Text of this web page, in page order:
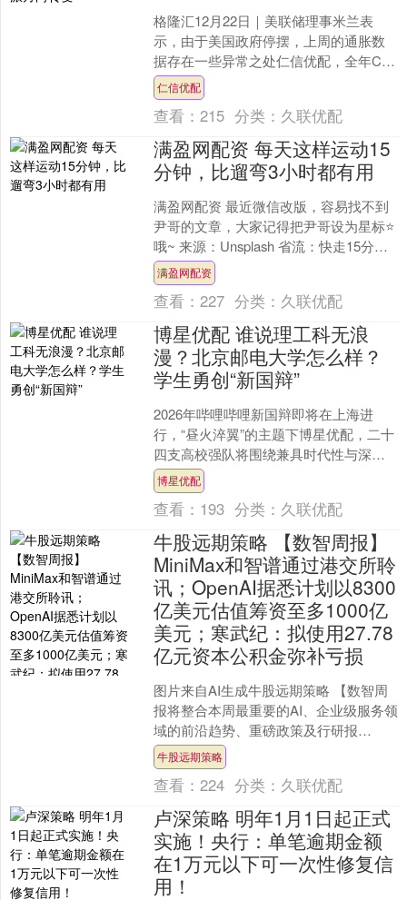
格隆汇12月22日｜美联储理事米兰表
示，由于美国政府停摆，上周的通胀数
据存在一些异常之处仁信优配，全年CPI
都存在严重的向上偏差；近期数据应该
会促使人们向鸽派方....
仁信优配
查看：215 分类： 久联优配
满盈网配资 每天这样运动15
分钟，比遛弯3小时都有用
满盈网配资 最近微信改版，容易找不到
尹哥的文章，大家记得把尹哥设为星标⭐️
哦~ 来源：Unsplash 省流：快走15分
钟。 1970年，英国巨蟒剧团（Mon....
满盈网配资
查看：227 分类： 久联优配
博星优配 谁说理工科无浪
漫？北京邮电大学怎么样？
学生勇创“新国辩”
2026年哔哩哔哩新国辩即将在上海进
行，“昼火淬翼”的主题下博星优配，二十
四支高校强队将围绕兼具时代性与深度
的议题展开交锋。从近年国际辩论趋势
来看，无论是NFH....
博星优配
查看： 193 分类： 久联优配
牛股远期策略 【数智周报】
MiniMax和智谱通过港交所聆
讯；OpenAI据悉计划以8300
亿美元估值筹资至多1000亿
美元；寒武纪：拟使用27.78
亿元资本公积金弥补亏损
图片来自AI生成牛股远期策略 【数智周
报将整合本周最重要的AI、企业级服务领
域的前沿趋势、重磅政策及行研报
告。】观点马斯克公开唱衰核聚变发
电，计划每年部署100....
牛股远期策略
查看：224 分类： 久联优配
卢深策略 明年1月1日起正式
实施！央行：单笔逾期金额
在1万元以下可一次性修复信
用！